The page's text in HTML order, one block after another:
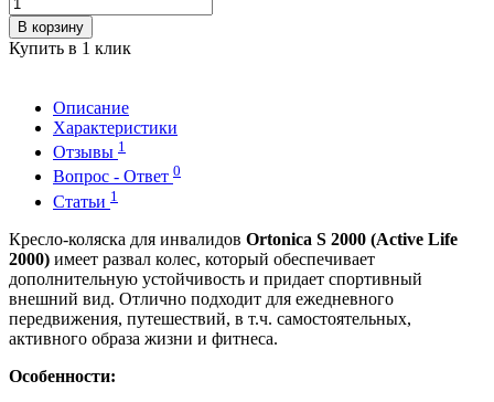
В корзину
Купить в 1 клик
Описание
Характеристики
Отзывы 1
Вопрос - Ответ 0
Статьи 1
Кресло-коляска для инвалидов Ortonica S 2000 (Active Life
2000) имеет развал колес, который обеспечивает
дополнительную устойчивость и придает спортивный
внешний вид. Отлично подходит для ежедневного
передвижения, путешествий, в т.ч. самостоятельных,
активного образа жизни и фитнеса.
Особенности: